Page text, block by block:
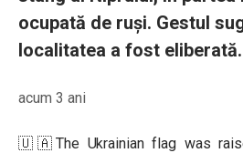
ocupată de ruși. Gestul
localitatea a fost eliberată.
acum 3 ani
🇺🇦The Ukrainian flag was